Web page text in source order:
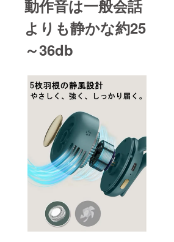
動作音は一般会話
よりも静かな約25
～36db